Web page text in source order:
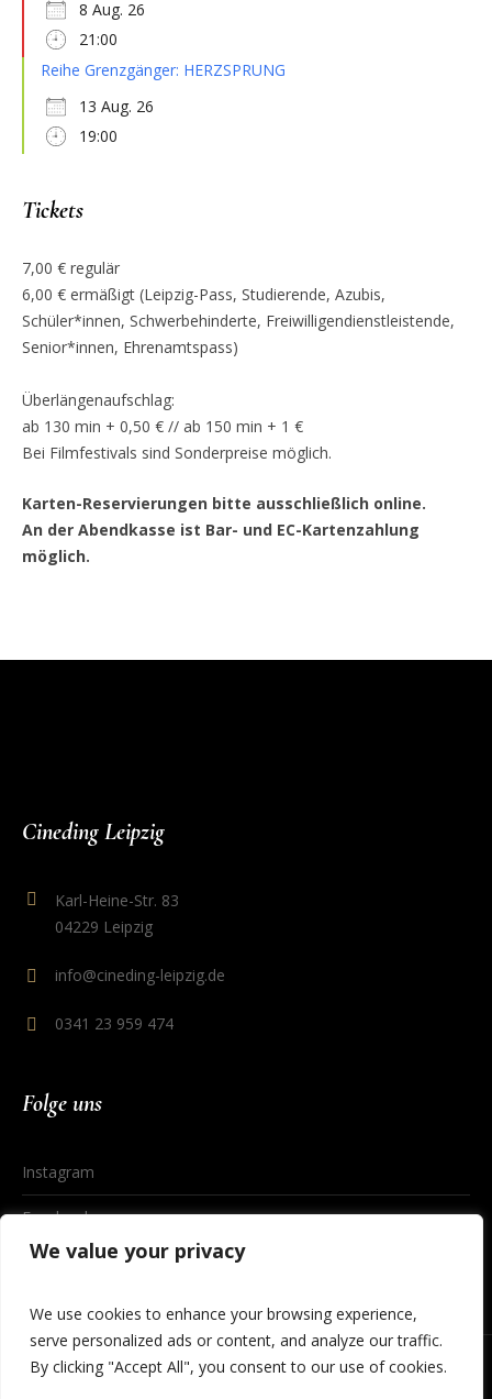
We value your privacy
We use cookies to enhance your browsing experience,
serve personalized ads or content, and analyze our traffic.
By clicking "Accept All", you consent to our use of cookies.
8 Aug. 26
21:00
Reihe Grenzgänger: HERZSPRUNG
13 Aug. 26
19:00
Tickets
7,00 € regulär
6,00 € ermäßigt (Leipzig-Pass, Studierende, Azubis,
Schüler*innen, Schwerbehinderte, Freiwilligendienstleistende,
Senior*innen, Ehrenamtspass)
Überlängenaufschlag:
ab 130 min + 0,50 € // ab 150 min + 1 €
Bei Filmfestivals sind Sonderpreise möglich.
Karten-Reservierungen bitte ausschließlich online.
An der Abendkasse ist Bar- und EC-Kartenzahlung
möglich.
Cineding Leipzig
Karl-Heine-Str. 83
04229 Leipzig
info@cineding-leipzig.de
0341 23 959 474
Folge uns
Instagram
Facebook